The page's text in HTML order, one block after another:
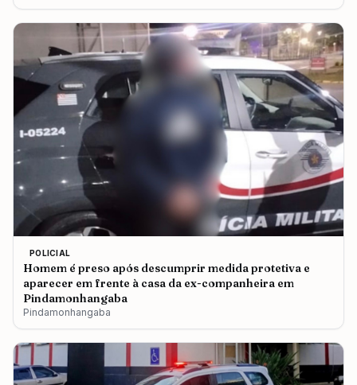
POLICIAL
Homem é preso após descumprir medida protetiva e
aparecer em frente à casa da ex-companheira em
Pindamonhangaba
Pindamonhangaba